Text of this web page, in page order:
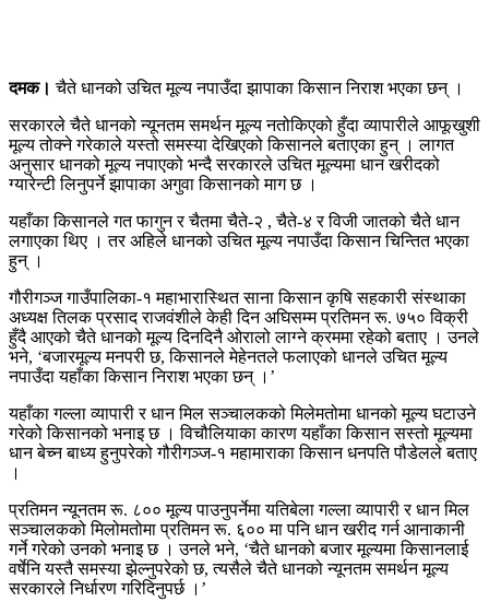
दमक। चैते धानको उचित मूल्य नपाउँदा झापाका किसान निराश भएका छन् ।
सरकारले चैते धानको न्यूनतम समर्थन मूल्य नतोकिएको हुँदा व्यापारीले आफूखुशी
मूल्य तोक्ने गरेकाले यस्तो समस्या देखिएको किसानले बताएका हुन् । लागत
अनुसार धानको मूल्य नपाएको भन्दै सरकारले उचित मूल्यमा धान खरीदको
ग्यारेन्टी लिनुपर्ने झापाका अगुवा किसानको माग छ ।
यहाँका किसानले गत फागुन र चैतमा चैते-२ , चैते-४ र विजी जातको चैते धान
लगाएका थिए । तर अहिले धानको उचित मूल्य नपाउँदा किसान चिन्तित भएका
हुन् ।
गौरीगञ्ज गाउँपालिका-१ महाभारास्थित साना किसान कृषि सहकारी संस्थाका
अध्यक्ष तिलक प्रसाद राजवंशीले केही दिन अघिसम्म प्रतिमन रू. ७५० विक्री
हुँदै आएको चैते धानको मूल्य दिनदिनै ओरालो लाग्ने क्रममा रहेको बताए । उनले
भने, ‘बजारमूल्य मनपरी छ, किसानले मेहेनतले फलाएको धानले उचित मूल्य
नपाउँदा यहाँका किसान निराश भएका छन् ।’
यहाँका गल्ला व्यापारी र धान मिल सञ्चालकको मिलेमतोमा धानको मूल्य घटाउने
गरेको किसानको भनाइ छ । विचौलियाका कारण यहाँका किसान सस्तो मूल्यमा
धान बेच्न बाध्य हुनुपरेको गौरीगञ्ज-१ महामाराका किसान धनपति पौडेलले बताए
।
प्रतिमन न्यूनतम रू. ८०० मूल्य पाउनुपर्नेमा यतिबेला गल्ला व्यापारी र धान मिल
सञ्चालकको मिलोमतोमा प्रतिमन रू. ६०० मा पनि धान खरीद गर्न आनाकानी
गर्ने गरेको उनको भनाइ छ । उनले भने, ‘चैते धानको बजार मूल्यमा किसानलाई
वर्षेनि यस्तै समस्या झेल्नुपरेको छ, त्यसैले चैते धानको न्यूनतम समर्थन मूल्य
सरकारले निर्धारण गरिदिनुपर्छ ।’